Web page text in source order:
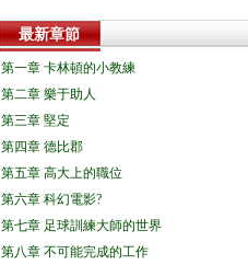
最新章節
第一章 卡林頓的小教練
第二章 樂于助人
第三章 堅定
第四章 德比郡
第五章 高大上的職位
第六章 科幻電影?
第七章 足球訓練大師的世界
第八章 不可能完成的工作